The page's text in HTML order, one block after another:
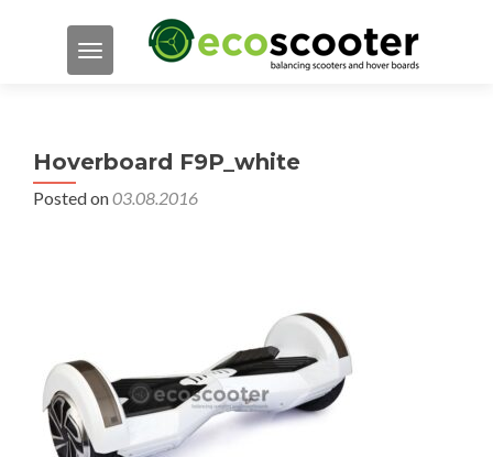
TOGGLE NAVIGATION
Hoverboard F9P_white
Posted on03.08.2016